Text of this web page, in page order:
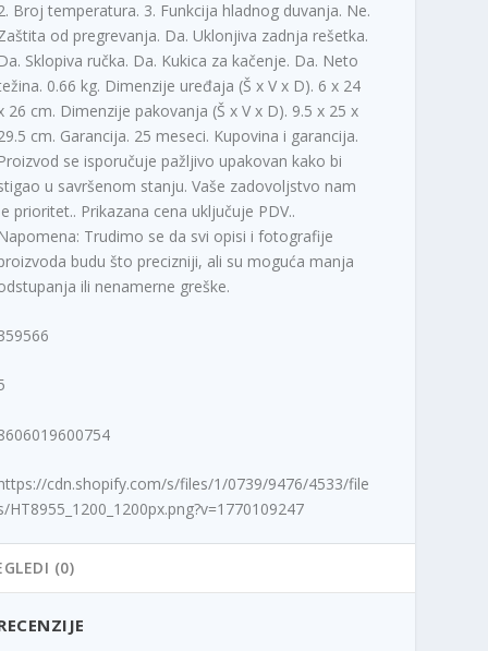
Broj temperatura. 3. Funkcija hladnog duvanja. Ne.
od pregrevanja. Da. Uklonjiva zadnja rešetka.
Sklopiva ručka. Da. Kukica za kačenje. Da. Neto
0.66 kg. Dimenzije uređaja (Š x V x D). 6 x 24
26 cm. Dimenzije pakovanja (Š x V x D). 9.5 x 25 x
cm. Garancija. 25 meseci. Kupovina i garancija.
se isporučuje pažljivo upakovan kako bi
u savršenom stanju. Vaše zadovoljstvo nam
prioritet.. Prikazana cena uključuje PDV..
Trudimo se da svi opisi i fotografije
budu što precizniji, ali su moguća manja
ili nenamerne greške.
cdn.shopify.com/s/files/1/0739/9476/4533/file
HT8955_1200_1200px.png?v=1770109247
(0)